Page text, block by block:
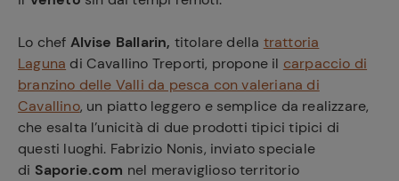
Lo chef Alvise Ballarin, titolare della trattoria
Laguna di Cavallino Treporti, propone il carpaccio di
branzino delle Valli da pesca con valeriana di
Cavallino, un piatto leggero e semplice da realizzare,
che esalta l’unicità di due prodotti tipici tipici di
questi luoghi. Fabrizio Nonis, inviato speciale
di Saporie.com nel meraviglioso territorio